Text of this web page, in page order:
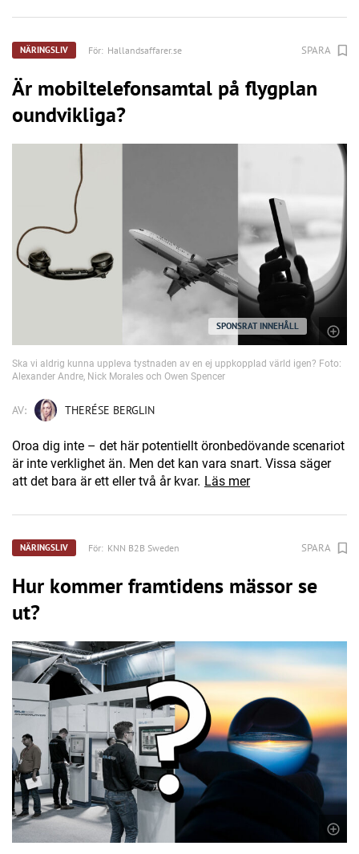
NÄRINGSLIV För: Hallandsaffarer.se SPARA
Är mobiltelefonsamtal på flygplan
oundvikliga?
SPONSRAT INNEHÅLL
Ska vi aldrig kunna uppleva tystnaden av en ej uppkopplad värld igen? Foto:
Alexander Andre, Nick Morales och Owen Spencer
AV: THERÉSE BERGLIN
Oroa dig inte – det här potentiellt öronbedövande scenariot
är inte verklighet än. Men det kan vara snart. Vissa säger
att det bara är ett eller två år kvar. Läs mer
NÄRINGSLIV För: KNN B2B Sweden SPARA
Hur kommer framtidens mässor se
ut?